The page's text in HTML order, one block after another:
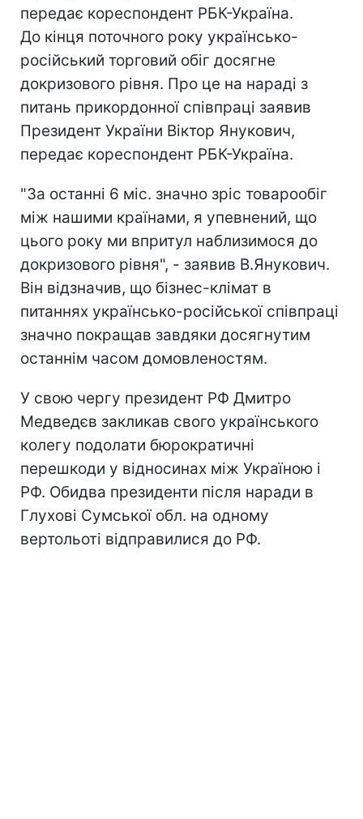
передає кореспондент РБК-Україна.
До кінця поточного року українсько-
російський торговий обіг досягне
докризового рівня. Про це на нараді з
питань прикордонної співпраці заявив
Президент України Віктор Янукович,
передає кореспондент РБК-Україна.
"За останні 6 міс. значно зріс товарообіг
між нашими країнами, я упевнений, що
цього року ми впритул наблизимося до
докризового рівня", - заявив В.Янукович.
Він відзначив, що бізнес-клімат в
питаннях українсько-російської співпраці
значно покращав завдяки досягнутим
останнім часом домовленостям.
У свою чергу президент РФ Дмитро
Медведєв закликав свого українського
колегу подолати бюрократичні
перешкоди у відносинах між Україною і
РФ. Обидва президенти після наради в
Глухові Сумської обл. на одному
вертольоті відправилися до РФ.